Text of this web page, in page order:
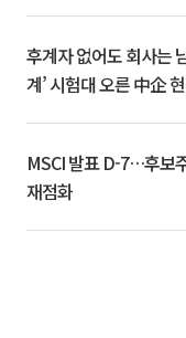
후계자 없어도 회사는
계’ 시험대 오른 中企
MSCI 발표 D-7…후보
재점화